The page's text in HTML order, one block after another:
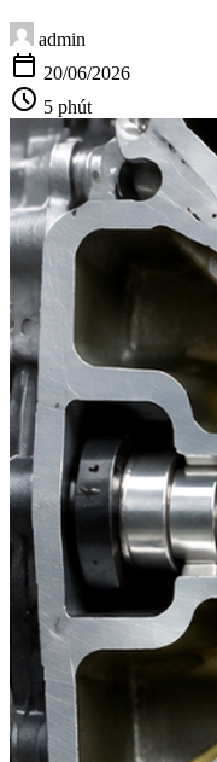
admin
calendar_today 20/06/2026
schedule 5 phút